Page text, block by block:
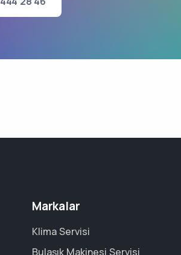
Markalar
Klima Servisi
Bulaşık Makinesi Servisi